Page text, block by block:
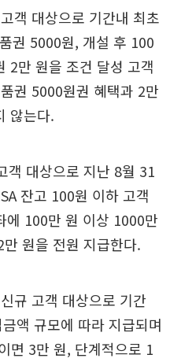
객 대상으로 기간내 최초
권 5000원, 개설 후 100
2만 원을 조건 달성 고객
권 5000원권 혜택과 2만
않는다.
대상으로 지난 8월 31
잔고 100원 이하 고객
에 100만 원 이상 1000만
원을 전원 지급한다.
규 고객 대상으로 기간
액 규모에 따라 지급되며
면 3만 원, 단계적으로 1